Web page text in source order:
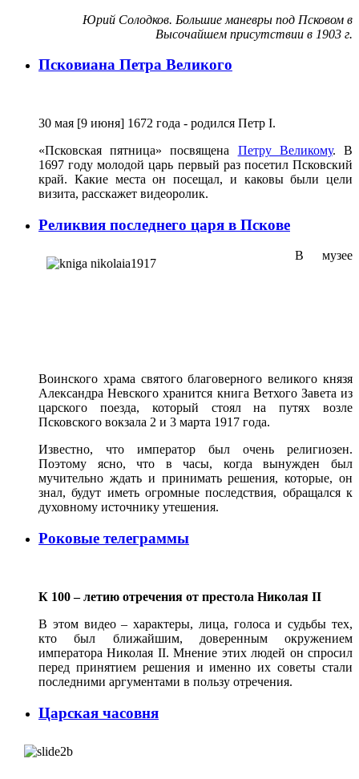
Юрий Солодков. Большие маневры под Псковом в
Высочайшем присутствии в 1903 г.
Псковиана Петра Великого
30 мая [9 июня] 1672 года - родился Петр I.
«Псковская пятница» посвящена Петру Великому. В
1697 году молодой царь первый раз посетил Псковский
край. Какие места он посещал, и каковы были цели
визита, расскажет видеоролик.
Реликвия последнего царя в Пскове
В музее
Воинского храма святого благоверного великого князя
Александра Невского хранится книга Ветхого Завета из
царского поезда, который стоял на путях возле
Псковского вокзала 2 и 3 марта 1917 года.
Известно, что император был очень религиозен.
Поэтому ясно, что в часы, когда вынужден был
мучительно ждать и принимать решения, которые, он
знал, будут иметь огромные последствия, обращался к
духовному источнику утешения.
Роковые телеграммы
К 100 – летию отречения от престола Николая II
В этом видео – характеры, лица, голоса и судьбы тех,
кто был ближайшим, доверенным окружением
императора Николая II. Мнение этих людей он спросил
перед принятием решения и именно их советы стали
последними аргументами в пользу отречения.
Царская часовня